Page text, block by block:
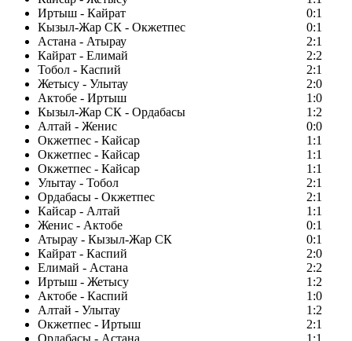
Иртыш - Кайрат
0:1
Кызыл-Жар СК - Окжетпес
0:1
Астана - Атырау
2:1
Кайрат - Елимай
2:2
Тобол - Каспий
2:1
Жетысу - Улытау
2:0
Актобе - Иртыш
1:0
Кызыл-Жар СК - Ордабасы
1:2
Алтай - Женис
0:0
Окжетпес - Кайсар
1:1
Окжетпес - Кайсар
1:1
Окжетпес - Кайсар
1:1
Улытау - Тобол
2:1
Ордабасы - Окжетпес
2:1
Кайсар - Алтай
1:1
Женис - Актобе
0:1
Атырау - Кызыл-Жар СК
0:1
Кайрат - Каспий
2:0
Елимай - Астана
2:2
Иртыш - Жетысу
1:2
Актобе - Каспий
1:0
Алтай - Улытау
1:2
Окжетпес - Иртыш
2:1